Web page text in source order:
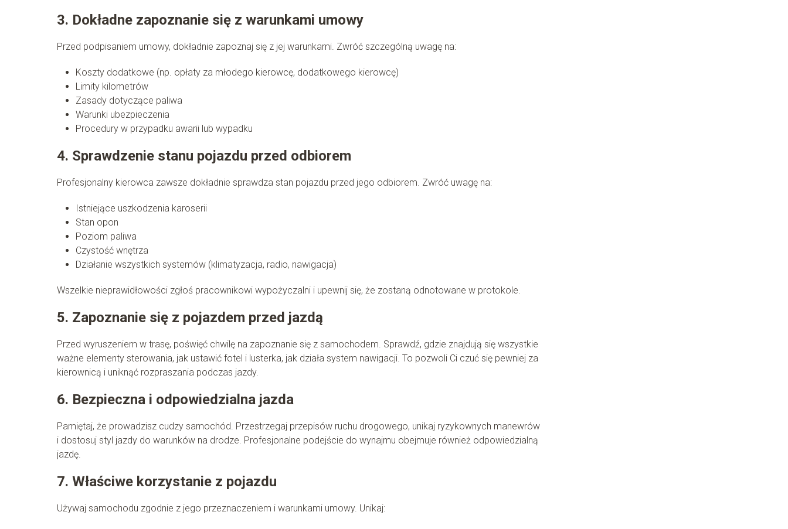
3. Dokładne zapoznanie się z warunkami umowy
Przed podpisaniem umowy, dokładnie zapoznaj się z jej warunkami. Zwróć szczególną uwagę na:
Koszty dodatkowe (np. opłaty za młodego kierowcę, dodatkowego kierowcę)
Limity kilometrów
Zasady dotyczące paliwa
Warunki ubezpieczenia
Procedury w przypadku awarii lub wypadku
4. Sprawdzenie stanu pojazdu przed odbiorem
Profesjonalny kierowca zawsze dokładnie sprawdza stan pojazdu przed jego odbiorem. Zwróć uwagę na:
Istniejące uszkodzenia karoserii
Stan opon
Poziom paliwa
Czystość wnętrza
Działanie wszystkich systemów (klimatyzacja, radio, nawigacja)
Wszelkie nieprawidłowości zgłoś pracownikowi wypożyczalni i upewnij się, że zostaną odnotowane w protokole.
5. Zapoznanie się z pojazdem przed jazdą
Przed wyruszeniem w trasę, poświęć chwilę na zapoznanie się z samochodem. Sprawdź, gdzie znajdują się wszystkie
ważne elementy sterowania, jak ustawić fotel i lusterka, jak działa system nawigacji. To pozwoli Ci czuć się pewniej za
kierownicą i uniknąć rozpraszania podczas jazdy.
6. Bezpieczna i odpowiedzialna jazda
Pamiętaj, że prowadzisz cudzy samochód. Przestrzegaj przepisów ruchu drogowego, unikaj ryzykownych manewrów
i dostosuj styl jazdy do warunków na drodze. Profesjonalne podejście do wynajmu obejmuje również odpowiedzialną
jazdę.
7. Właściwe korzystanie z pojazdu
Używaj samochodu zgodnie z jego przeznaczeniem i warunkami umowy. Unikaj: